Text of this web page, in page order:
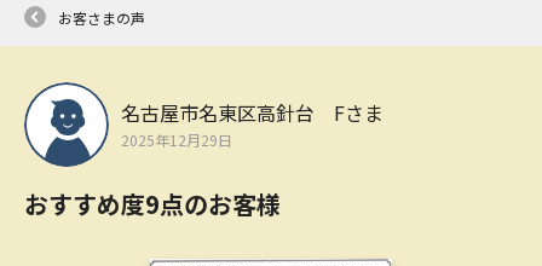
お客さまの声
名古屋市名東区高針台 Fさま
2025年12月29日
おすすめ度9点のお客様